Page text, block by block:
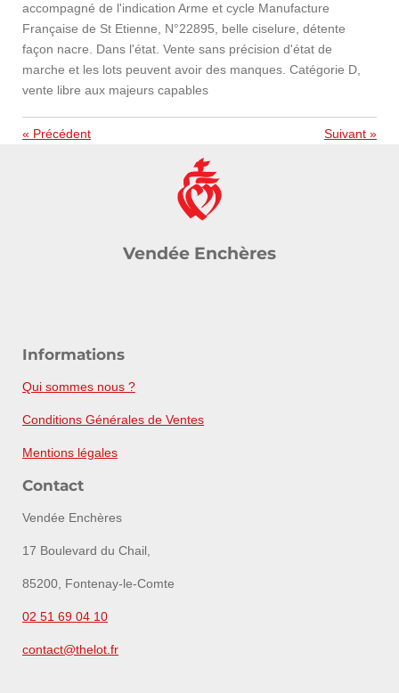
accompagné de l'indication Arme et cycle Manufacture
Française de St Etienne, N°22895, belle ciselure, détente
façon nacre. Dans l'état. Vente sans précision d'état de
marche et les lots peuvent avoir des manques. Catégorie D,
vente libre aux majeurs capables
« Précédent Suivant »
Vendée Enchères
Informations
Qui sommes nous ?
Conditions Générales de Ventes
Mentions légales
Contact
Vendée Enchères
17 Boulevard du Chail,
85200, Fontenay-le-Comte
02 51 69 04 10
contact@thelot.fr